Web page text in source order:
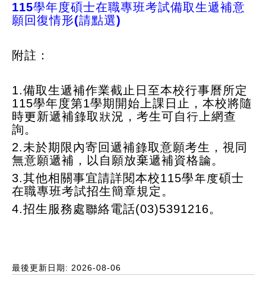
115學年度碩士在職專班考試備取生遞補意
願回復情形(請點選)
附註：
1.備取生遞補作業截止日至本校行事曆所定
115學年度第1學期開始上課日止，本校將隨
時更新遞補錄取狀況，考生可自行上網查
詢。
2.未於期限內寄回遞補錄取意願考生，視同
無意願遞補，以自願放棄遞補資格論。
3.其他相關事宜請詳閱本校115學年度碩士
在職專班考試招生簡章規定。
4.招生服務處聯絡電話(03)5391216。
最後更新日期: 2026-08-06